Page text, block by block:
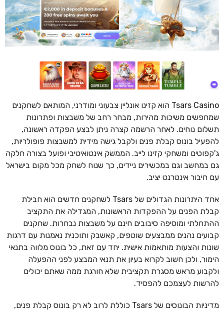
Tsars Casino הוא קזינו אונליין צבעוני ומודרני, המותאם לשחקנים
שמחפשים משיכות מהירות, מבחר רחב של משבצות ופתרונות
תשלום נוחים. לאחר הרשמה קצרה ניתן לבצע הפקדה ראשונה,
להפעיל בונוס קבלת פנים ולקבל גישה מידית למשבצות פופולריות,
ג'קפוטים ומשחקי קזינו לייב. הממשק אינטואיטיבי ופועל בצורה חלקה
גם במחשב וגם במכשירים ניידים, כך שנוח לשחק מכל מקום בישראל
עם חיבור אינטרנט יציב.
אחד היתרונות הגדולים של Tsars לשחקנים חדשים הוא חבילת
קבלת הפנים על ההפקדות הראשונות, המגדילה את התקציב
ההתחלתי ומוסיפה סיבובים חינם על משבצות נבחרות. שחקנים
קבועים נהנים ממבצעים שוטפים, קאשבק ותוכנית נאמנות עם דרגות
שונות והצעות מותאמות אישית. יחד עם זאת, כל בונוס מלווה בתנאי
הימור, ולכן חשוב לקרוא בעיון את תנאי המבצע לפני ההפעלה
ולקבוע מראש מסגרת תקציבית שלא חורגת ממה שאתם יכולים
להרשות לעצמכם להפסיד.
מדיניות הבונוסים של Tsars כוללת לרוב לא רק בונוס קבלת פנים,